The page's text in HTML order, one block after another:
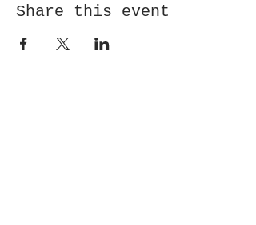
Share this event